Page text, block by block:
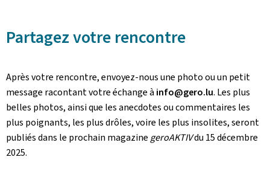
Partagez votre rencontre
Après votre rencontre, envoyez-nous une photo ou un petit
message racontant votre échange à info@gero.lu. Les plus
belles photos, ainsi que les anecdotes ou commentaires les
plus poignants, les plus drôles, voire les plus insolites, seront
publiés dans le prochain magazine geroAKTIVdu 15 décembre
2025.